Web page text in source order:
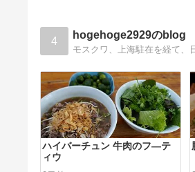
4 hogehoge2929のblog
モスクワ、上海駐在を経て、
ハイバーチュン 牛肉のフ―テ
ィウ